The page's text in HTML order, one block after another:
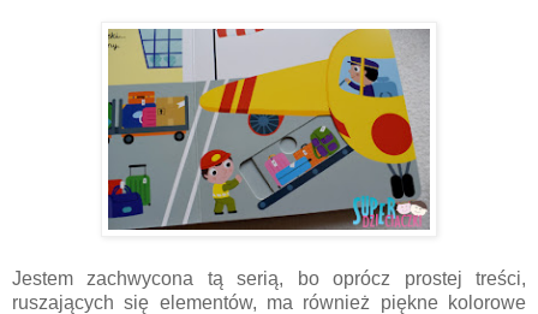
Jestem zachwycona tą serią, bo oprócz prostej treści,
ruszających się elementów, ma również piękne kolorowe